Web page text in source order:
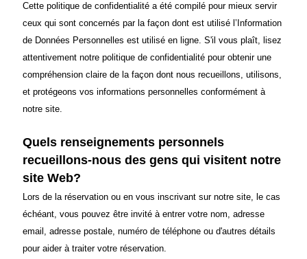
Cette politique de confidentialité a été compilé pour mieux servir
ceux qui sont concernés par la façon dont est utilisé l’Information
de Données Personnelles est utilisé en ligne. S'il vous plaît, lisez
attentivement notre politique de confidentialité pour obtenir une
compréhension claire de la façon dont nous recueillons, utilisons,
et protégeons vos informations personnelles conformément à
notre site.
Quels renseignements personnels
recueillons-nous des gens qui visitent notre
site Web?
Lors de la réservation ou en vous inscrivant sur notre site, le cas
échéant, vous pouvez être invité à entrer votre nom, adresse
email, adresse postale, numéro de téléphone ou d'autres détails
pour aider à traiter votre réservation.